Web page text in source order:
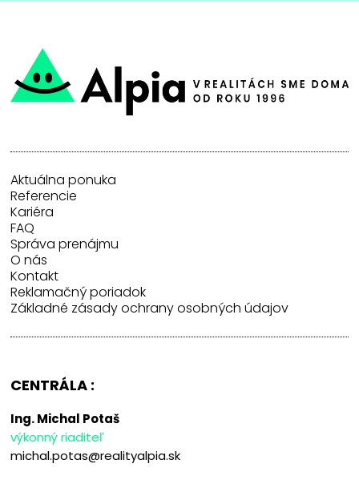
Aktuálna ponuka
Referencie
Kariéra
FAQ
Správa prenájmu
O nás
Kontakt
Reklamačný poriadok
Základné zásady ochrany osobných údajov
CENTRÁLA :
Ing. Michal Potaš
výkonný riaditeľ
michal.potas@realityalpia.sk